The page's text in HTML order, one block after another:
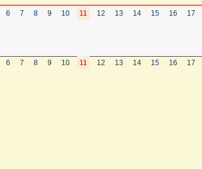
6 7 8 9 10 11 12 13 14 15 16 17
6 7 8 9 10 11 12 13 14 15 16 17